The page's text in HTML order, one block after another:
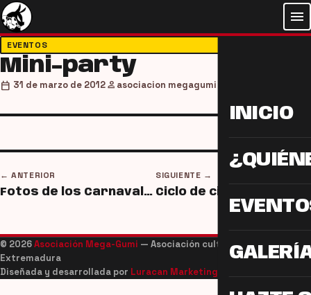
menu
INICIO
EVENTOS
Mini-party
calendar_today 31 de marzo de 2012person asociacion megagumi
← ANTERIOR
Fotos de los Carnavales 2012
SIGUIENTE →
Ciclo de cine
© 2026Asociación Mega-Gumi — Asociación cultural juvenil de
Extremadura
Diseñada y desarrollada por Luracan Marketing